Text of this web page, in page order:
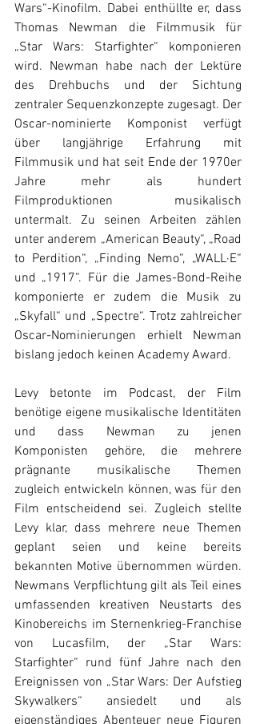
Wars“-Kinofilm. Dabei enthüllte er, dass
Thomas Newman die Filmmusik für
„Star Wars: Starfighter“ komponieren
wird. Newman habe nach der Lektüre
des Drehbuchs und der Sichtung
zentraler Sequenzkonzepte zugesagt. Der
Oscar-nominierte Komponist verfügt
über langjährige Erfahrung mit
Filmmusik und hat seit Ende der 1970er
Jahre mehr als hundert
Filmproduktionen musikalisch
untermalt. Zu seinen Arbeiten zählen
unter anderem „American Beauty“, „Road
to Perdition“, „Finding Nemo“, „WALL·E“
und „1917“. Für die James-Bond-Reihe
komponierte er zudem die Musik zu
„Skyfall“ und „Spectre“. Trotz zahlreicher
Oscar-Nominierungen erhielt Newman
bislang jedoch keinen Academy Award.
Levy betonte im Podcast, der Film
benötige eigene musikalische Identitäten
und dass Newman zu jenen
Komponisten gehöre, die mehrere
prägnante musikalische Themen
zugleich entwickeln können, was für den
Film entscheidend sei. Zugleich stellte
Levy klar, dass mehrere neue Themen
geplant seien und keine bereits
bekannten Motive übernommen würden.
Newmans Verpflichtung gilt als Teil eines
umfassenden kreativen Neustarts des
Kinobereichs im Sternenkrieg-Franchise
von Lucasfilm, der „Star Wars:
Starfighter“ rund fünf Jahre nach den
Ereignissen von „Star Wars: Der Aufstieg
Skywalkers“ ansiedelt und als
eigenständiges Abenteuer neue Figuren